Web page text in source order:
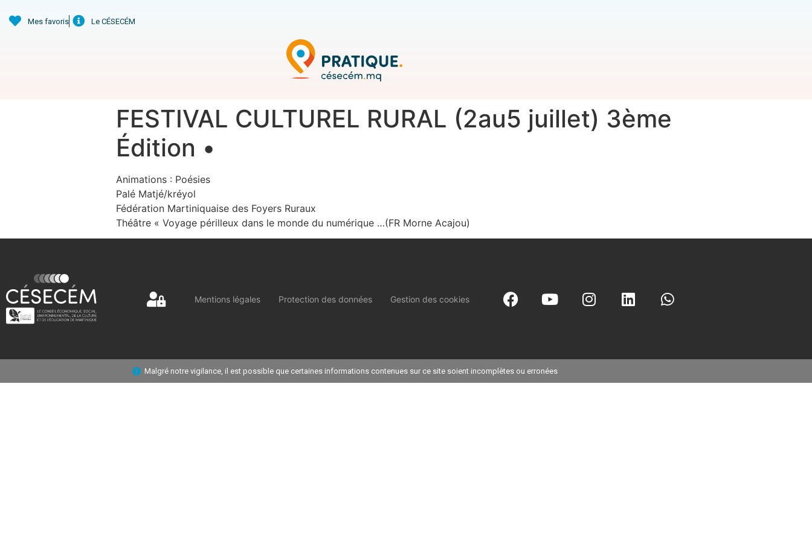
Mes favoris Le CÉSECÉM
FESTIVAL CULTUREL RURAL (2au5 juillet) 3ème
Édition •
Animations : Poésies
Palé Matjé/kréyol
Fédération Martiniquaise des Foyers Ruraux
Théâtre « Voyage périlleux dans le monde du numérique …(FR Morne Acajou)
Mentions légales Protection des données Gestion des cookies
Malgré notre vigilance, il est possible que certaines informations contenues sur ce site soient incomplètes ou erronées